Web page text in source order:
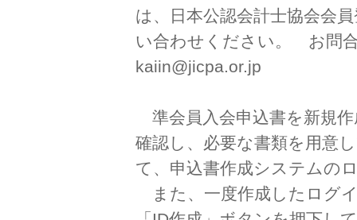
は、日本公認会計士協会会
い合わせください。 お問
kaiin@jicpa.or.jp
準会員入会申込書を新規
確認し、必要な書類を用意
て、申込書作成システムの
また、一度作成したログ